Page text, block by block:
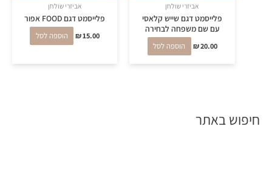
חיפוש באתר
אביזרי שולחן
פלייסמט דגם שייש קלאסי
עם שם משפחה לבחירה
₪20.00 הוספה לסל
אביזרי שולחן
פלייסמט דגם FOOD אפור
₪15.00 הוספה לסל